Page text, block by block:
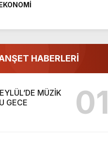
olmazsa olmaz
HABERLERİ
MÜZİK
GECE
01